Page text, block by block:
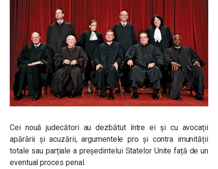
Cei nouă judecători au dezbătut între ei și cu avocații
apărării și acuzării, argumentele pro și contra imunității
totale sau parțiale a președintelui Statelor Unite față de un
eventual proces penal.